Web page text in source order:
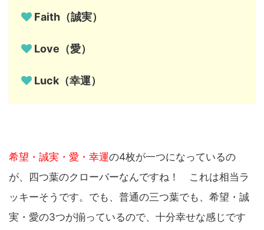
Faith（誠実）
Love（愛）
Luck（幸運）
希望・誠実・愛・幸運の4枚が一つになっているの
が、四つ葉のクローバーなんですね！ これは相当ラ
ッキーそうです。でも、普通の三つ葉でも、希望・誠
実・愛の3つが揃っているので、十分幸せな感じです